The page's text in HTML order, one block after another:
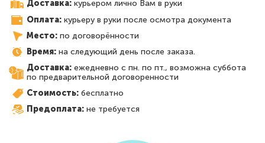
Доставка: курьером лично Вам в руки
Оплата: курьеру в руки после осмотра документа
Место: по договорённости
Время: на следующий день после заказа.
Доставка: ежедневно с пн. по пт., возможна суббота
по предварительной договоренности
Стоимость: бесплатно
Предоплата: не требуется